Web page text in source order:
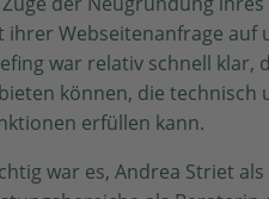
ihrer Webseitenanfrage auf
war relativ schnell klar,
können, die technisch
erfüllen kann.
war es, Andrea Striet